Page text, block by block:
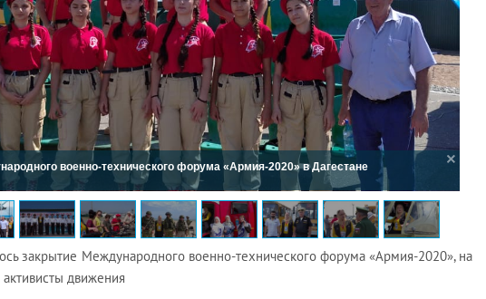
военно-технического форума «Армия-2020» в Дагестане
закрытие Международного военно-технического форума «Армия-2020», на
движения